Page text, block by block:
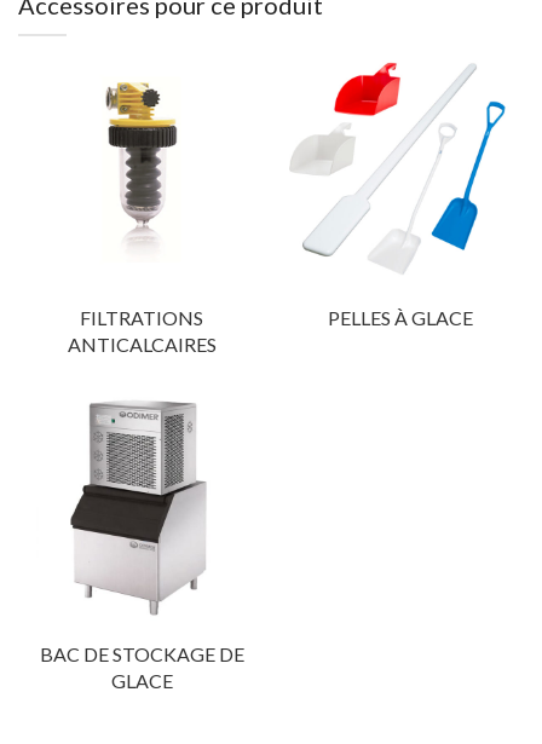
FILTRATIONS
ANTICALCAIRES
PELLES À GLACE
BAC DE STOCKAGE DE
GLACE